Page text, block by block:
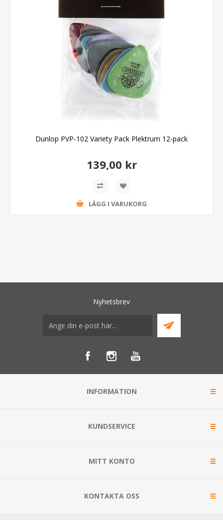
Dunlop PVP-102 Variety Pack Plektrum 12-pack
139,00 kr
LÄGG I VARUKORG
Nyhetsbrev
INFORMATION
KUNDSERVICE
MITT KONTO
KONTAKTA OSS